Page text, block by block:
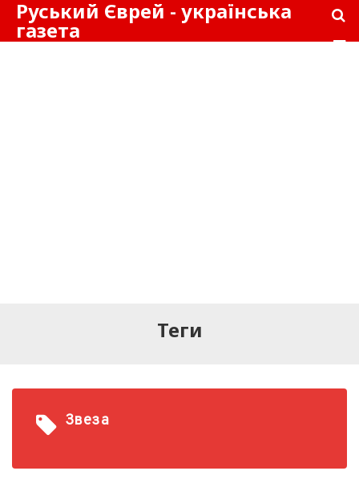
Руський Єврей - українська
газета
Теги
Звеза